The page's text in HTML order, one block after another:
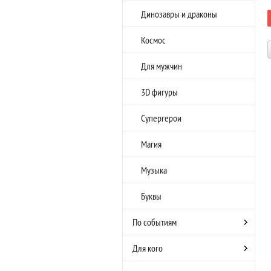
Динозавры и драконы
Космос
Для мужчин
3D фигуры
Супергерои
Магия
Музыка
Буквы
По событиям
Для кого